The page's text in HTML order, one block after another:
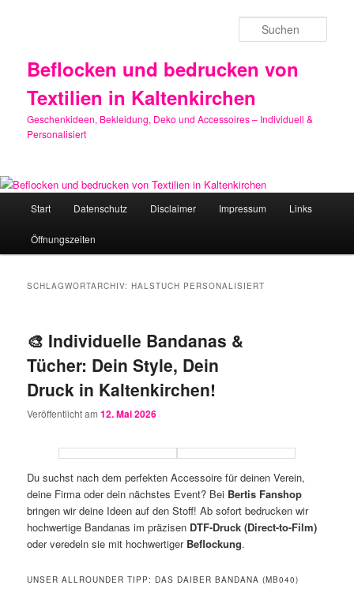
Beflocken und bedrucken von
Textilien in Kaltenkirchen
Geschenkideen, Bekleidung, Deko und Accessoires – Individuell &
Personalisiert
Start Datenschutz Disclaimer Impressum Links
Öffnungszeiten
SCHLAGWORTARCHIV:HALSTUCH PERSONALISIERT
🎨 Individuelle Bandanas &
Tücher: Dein Style, Dein
Druck in Kaltenkirchen!
Veröffentlicht am12. Mai 2026
Du suchst nach dem perfekten Accessoire für deinen Verein,
deine Firma oder dein nächstes Event? Bei Bertis Fanshop
bringen wir deine Ideen auf den Stoff! Ab sofort bedrucken wir
hochwertige Bandanas im präzisen DTF-Druck (Direct-to-Film)
oder veredeln sie mit hochwertiger Beflockung.
UNSER ALLROUNDER TIPP: DAS DAIBER BANDANA (MB040)